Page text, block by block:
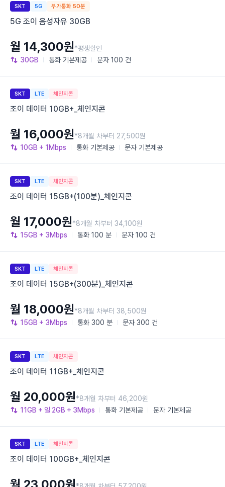
SKT 5G 부가통화 50분
5G 조이 음성자유 30GB
30GB 통화 기본제공 문자 100 건
월 14,300원*평생할인
SKT LTE 체인지콘
조이 데이터 10GB+_체인지콘
10GB + 1Mbps 통화 기본제공 문자 기본제공
월 16,000원*8개월 차부터 27,500원
SKT LTE 체인지콘
조이 데이터 15GB+(100분)_체인지콘
15GB + 3Mbps 통화 100 분 문자 100 건
월 17,000원*8개월 차부터 34,100원
SKT LTE 체인지콘
조이 데이터 15GB+(300분)_체인지콘
15GB + 3Mbps 통화 300 분 문자 300 건
월 18,000원*8개월 차부터 38,500원
SKT LTE 체인지콘
조이 데이터 11GB+_체인지콘
11GB + 일 2GB + 3Mbps 통화 기본제공 문자 기본제공
월 20,000원*8개월 차부터 46,200원
SKT LTE 체인지콘
조이 데이터 100GB+_체인지콘